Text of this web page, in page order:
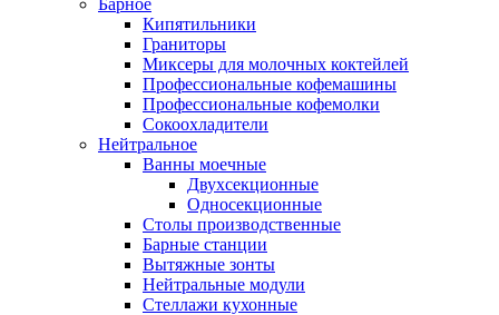
Кипятильники
Граниторы
Миксеры для молочных коктейлей
Профессиональные кофемашины
Профессиональные кофемолки
Сокоохладители
Нейтральное
Ванны моечные
Двухсекционные
Односекционные
Столы производственные
Барные станции
Вытяжные зонты
Нейтральные модули
Стеллажи кухонные